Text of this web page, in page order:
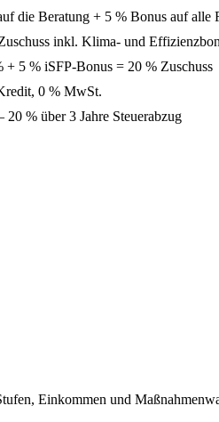
die Beratung + 5 % Bonus auf alle
inkl. Klima- und
5 % iSFP-Bonus = 20 % Zuschuss
0 % MwSt.
% über 3 Jahre Steuerabzug
Einkommen und